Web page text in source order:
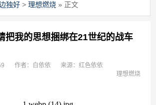
独好 >理想燃烧 » 正文
把我的思想捆绑在21世纪的战车
作者：白依依
来源：红色依依
理想燃烧